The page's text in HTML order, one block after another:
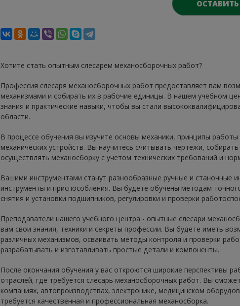
Хотите стать опытным слесарем механосборочных работ?
Профессия слесаря механосборочных работ предоставляет вам
механизмами и собирать их в рабочие единицы. В нашем учебном
знания и практические навыки, чтобы вы стали
области.
В процессе обучения вы изучите основы механики, принципы
механических устройств. Вы научитесь считывать чертежи,
осуществлять механосборку с учетом технических требований и
Вашими инструментами станут разнообразные ручные и станочные
инструменты и приспособления. Вы будете обучены методам
снятия и установки подшипников, регулировки и проверки
Преподаватели нашего учебного центра - опытные слесари
вам свои знания, техники и секреты профессии. Вы будете иметь
различных механизмов, осваивать методы контроля и проверки
разрабатывать и изготавливать простые детали и компоненты.
После окончания обучения у вас откроются широкие перспективы
отраслей, где требуется слесарь механосборочных работ. Вы
компаниях, автопроизводствах, электронике, медицинском
требуется качественная и профессиональная механосборка.